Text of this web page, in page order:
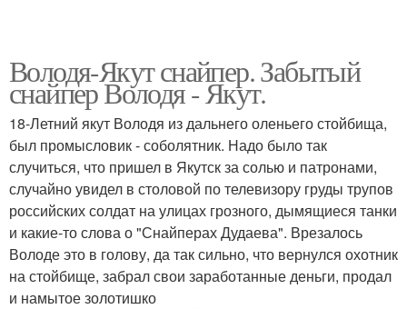
Володя-Якут снайпер. Забытый
снайпер Володя - Якут.
18-Летний якут Володя из дальнего оленьего стойбища,
был промысловик - соболятник. Надо было так
случиться, что пришел в Якутск за солью и патронами,
случайно увидел в столовой по телевизору груды трупов
российских солдат на улицах грозного, дымящиеся танки
и какие-то слова о "Снайперах Дудаева". Врезалось
Володе это в голову, да так сильно, что вернулся охотник
на стойбище, забрал свои заработанные деньги, продал
и намытое золотишко